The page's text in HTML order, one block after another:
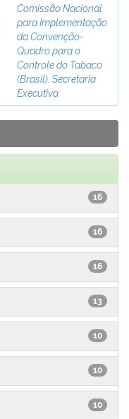
Comissão Nacional
para Implementação
da Convenção-
Quadro para o
Controle do Tabaco
(Brasil). Secretaria
Executiva
16
16
16
13
10
10
10